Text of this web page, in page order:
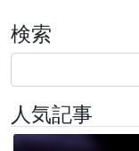
検索
人気記事